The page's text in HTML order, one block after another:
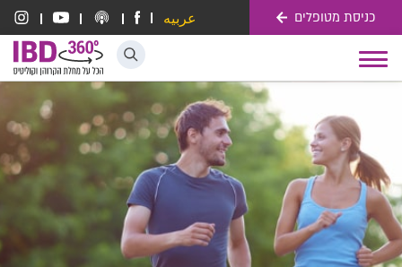
כניסת מטופלים
عربيه
דלג לתוכן
Toggle
navigation